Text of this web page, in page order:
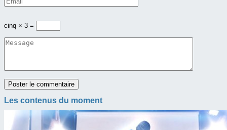
cinq × 3 =
Les contenus du moment